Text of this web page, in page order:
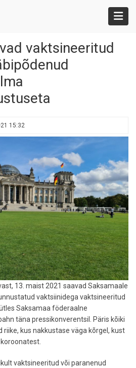
vaktsineeritud
15:32
13. maist 2021 saavad Saksamaale
vaktsiinidega vaktsineeritud
Saksamaa föderaalne
täna pressikonverentsil. Päris kõiki
riike, kus nakkustase väga kõrgel, kust
vaktsineeritud või paranenud